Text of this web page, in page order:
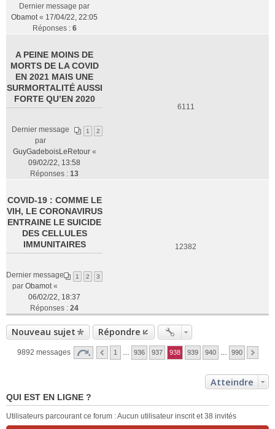
Dernier message par
Obamot« 17/04/22, 22:05
Réponses : 6
A PEINE MOINS DE
MORTS DE LA COVID
EN 2021 MAIS UNE
SURMORTALITÉ AUSSI
FORTE QU’EN 2020
1 2
Dernier message
par
GuyGadeboisLeRetour«
09/02/22, 13:58
Réponses : 13
6111
COVID-19 : COMME LE
VIH, LE CORONAVIRUS
ENTRAINE LE SUICIDE
DES CELLULES
IMMUNITAIRES
1 2 3
Dernier message
par Obamot«
06/02/22, 18:37
Réponses : 24
12382
Nouveau sujet Répondre
9892 messages 1 936 937 938 939 940 990
Atteindre
QUI EST EN LIGNE ?
Utilisateurs parcourant ce forum : Aucun utilisateur inscrit et 38 invités